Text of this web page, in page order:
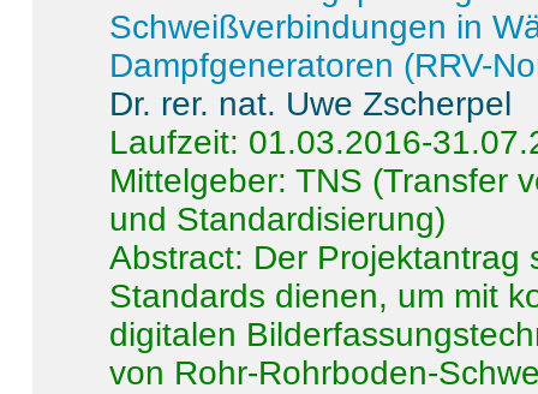
Schweißverbindungen in
Dampfgeneratoren (RRV-
Dr. rer. nat. Uwe Zscherpel
Laufzeit: 01.03.2016-
Mittelgeber: TNS (Transfer
und Standardisierung)
Abstract: Der Projektantrag
Standards dienen, um mit
digitalen
von Rohr-Rohrboden-